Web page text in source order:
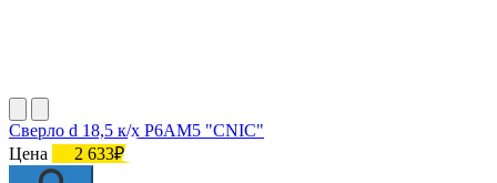
Сверло d 18,5 к/х Р6АМ5 "CNIC"
Цена
2 633₽